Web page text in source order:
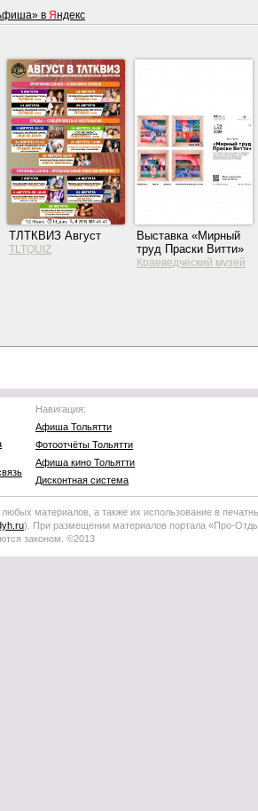
в Яндекс
ТЛТКВИЗ Август
TLTQUIZ
Выставка «Мирный
труд Праски Витти»
Краеведческий музей
Навигация:
Афиша Тольятти
Фотоотчёты Тольятти
Афиша кино Тольятти
Дисконтная система
материалов, а также их использование в
.ru). При размещении материалов портала «Про-
законом. ©2013